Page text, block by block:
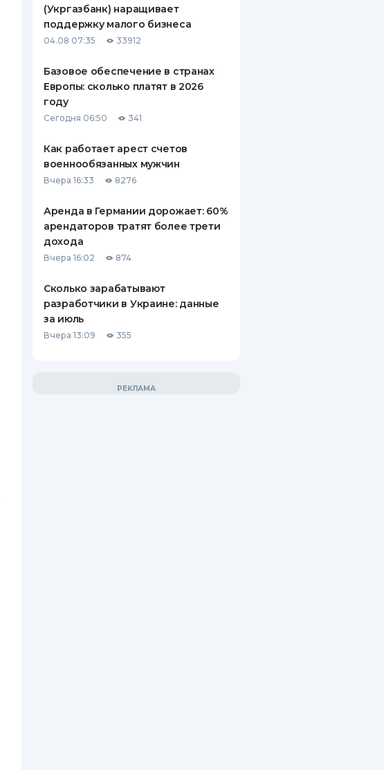
ПУТЕВОДИТЕЛИ ПО
СТРАХОВЫЕ КОМПАНИИ
ОТЗЫВЫ О СТРАХОВЫХ
ДОСТАВКА И ОПЛАТА
КОНТАКТЫ
(Укргазбанк) наращивает
поддержку малого бизнеса
04.08 07:35 33912
Базовое обеспечение в странах
Европы: сколько платят в 2026
году
Сегодня 06:50 341
Как работает арест счетов
военнообязанных мужчин
Вчера 16:33 8276
Аренда в Германии дорожает: 60%
арендаторов тратят более трети
дохода
Вчера 16:02 874
Сколько зарабатывают
разработчики в Украине: данные
за июль
Вчера 13:09 355